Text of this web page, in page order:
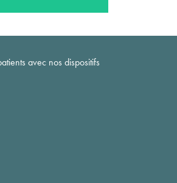
avec nos dispositifs